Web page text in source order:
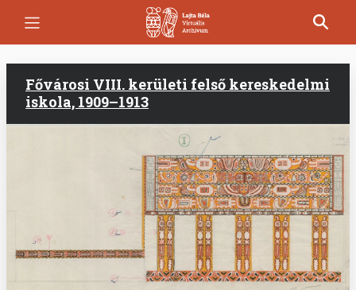
Fővárosi VIII. kerületi felső kereskedelmi
iskola, 1909–1913